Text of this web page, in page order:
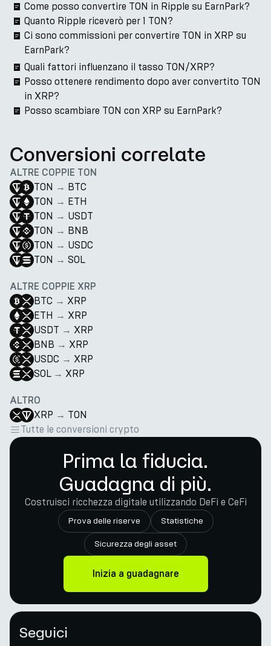
Come posso convertire TON in Ripple su EarnPark?
Quanto Ripple riceverò per 1 TON?
Ci sono commissioni per convertire TON in XRP su
EarnPark?
Quali fattori influenzano il tasso TON/XRP?
Posso ottenere rendimento dopo aver convertito TON
in XRP?
Posso scambiare TON con XRP su EarnPark?
Conversioni correlate
ALTRE COPPIE TON
TON → BTC
TON → ETH
TON → USDT
TON → BNB
TON → USDC
TON → SOL
ALTRE COPPIE XRP
BTC → XRP
ETH → XRP
USDT → XRP
BNB → XRP
USDC → XRP
SOL → XRP
ALTRO
XRP → TON
Tutte le conversioni crypto
Prima la fiducia.
Guadagna di più.
Costruisci ricchezza digitale utilizzando DeFi e CeFi
Prova delle riserve Statistiche
Sicurezza degli asset
Inizia a guadagnare
Seguici